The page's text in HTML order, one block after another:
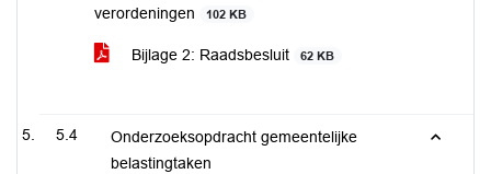
verordeningen
102 KB
Bijlage 2: Raadsbesluit 62 KB
5.4
Onderzoeksopdracht gemeentelijke
belastingtaken